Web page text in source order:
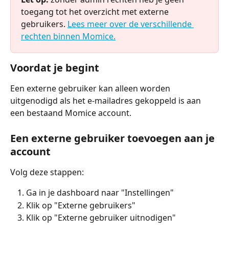
toegang tot het overzicht met externe
gebruikers. Lees meer over de verschillende
rechten binnen Momice.
Voordat je begint
Een externe gebruiker kan alleen worden
uitgenodigd als het e-mailadres gekoppeld is aan
een bestaand Momice account.
Een externe gebruiker toevoegen aan je
account
Volg deze stappen:
Ga in je dashboard naar "Instellingen"
Klik op "Externe gebruikers"
Klik op "Externe gebruiker uitnodigen"